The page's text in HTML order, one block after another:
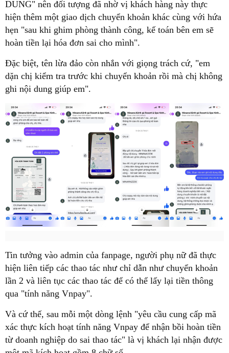
DUNG" nên đối tượng đã nhờ vị khách hàng này thực
hiện thêm một giao dịch chuyển khoản khác cùng với hứa
hẹn "sau khi ghim phòng thành công, kế toán bên em sẽ
hoàn tiền lại hóa đơn sai cho mình".
Đặc biệt, tên lừa đảo còn nhắn với giọng trách cứ, "em
dặn chị kiểm tra trước khi chuyển khoản rồi mà chị không
ghi nội dung giúp em".
Tin tưởng vào admin của fanpage, người phụ nữ đã thực
hiện liên tiếp các thao tác như chỉ dẫn như chuyển khoản
lần 2 và liên tục các thao tác để có thể lấy lại tiền thông
qua "tính năng Vnpay".
Và cứ thế, sau mỗi một dòng lệnh "yêu cầu cung cấp mã
xác thực kích hoạt tính năng Vnpay để nhận bồi hoàn tiền
từ doanh nghiệp do sai thao tác" là vị khách lại nhận được